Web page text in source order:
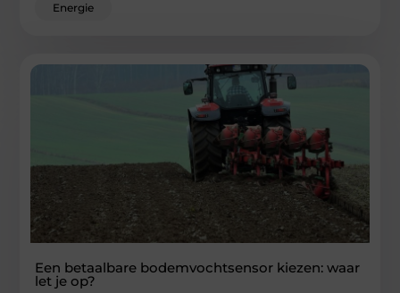
Energie
Een betaalbare bodemvochtsensor kiezen: waar
let je op?